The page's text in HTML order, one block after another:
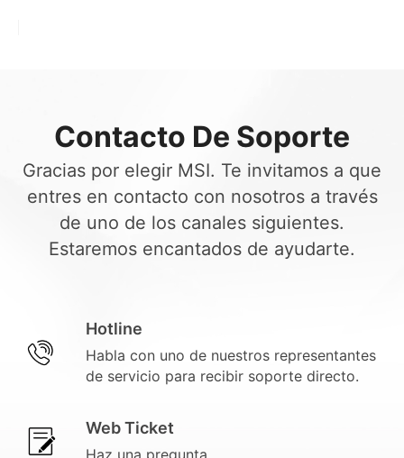
Contacto De Soporte
Gracias por elegir MSI. Te invitamos a que
entres en contacto con nosotros a través
de uno de los canales siguientes.
Estaremos encantados de ayudarte.
Hotline
Habla con uno de nuestros representantes
de servicio para recibir soporte directo.
Web Ticket
Haz una pregunta